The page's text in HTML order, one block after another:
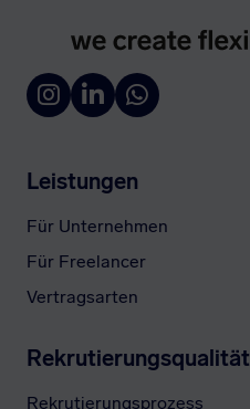
a
v
:
Leistungen
Für Unternehmen
Für Freelancer
Vertragsarten
Rekrutierungsqualität
Rekrutierungsprozess